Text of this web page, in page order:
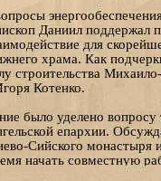
Даниил поддержал
для
храма. Как
строительства
Котенко.
было уделено
епархии.
Сийского монастыря
начать совместную